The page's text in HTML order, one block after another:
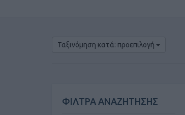
Ταξινόμηση κατά: προεπιλογή
ΦΙΛΤΡΑ ΑΝΑΖΗΤΗΣΗΣ